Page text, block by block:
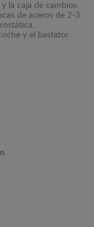
la caja de cambios.
de aceros de 2-3
y el bastidor.